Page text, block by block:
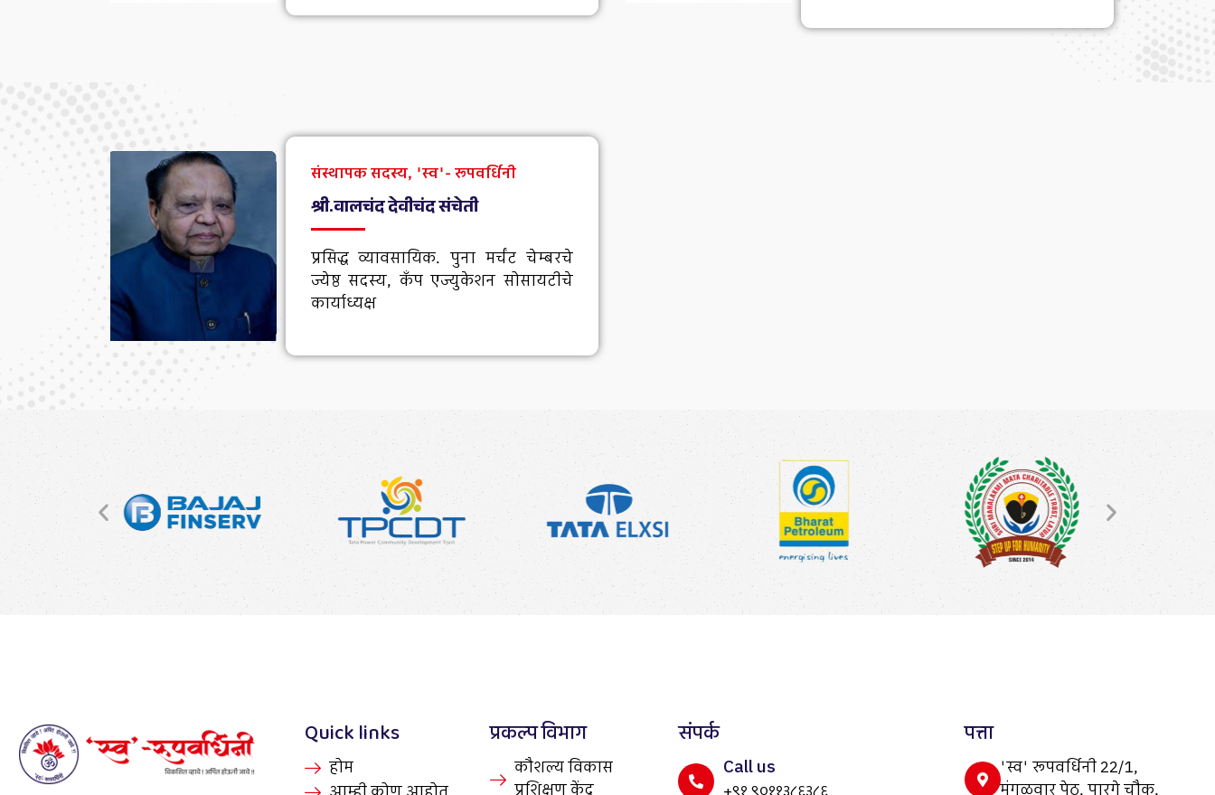
संस्थापक सदस्य, 'स्व'- रूपवर्धिनी
श्री.वालचंद देवीचंद संचेती
प्रसिद्ध व्यावसायिक. पुना मर्चंट चेम्बरचे
ज्येष्ठ सदस्य, कँप एज्युकेशन सोसायटीचे
कार्याध्यक्ष
Quick links
होम
प्रकल्प विभाग
कौशल्य विकास
प्रशिक्षण केंद्र
संपर्क
Call us
पत्ता
'स्व' रूपवर्धिनी 22/1,
मंगळवार पेठ, पारगे चौक,